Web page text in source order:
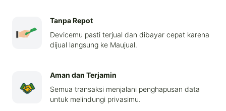
Tanpa Repot
Devicemu pasti terjual dan dibayar cepat karena
dijual langsung ke Maujual.
Aman dan Terjamin
Semua transaksi menjalani penghapusan data
untuk melindungi privasimu.